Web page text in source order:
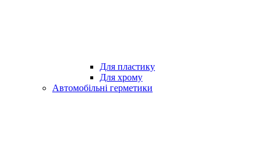
Для пластику
Для хрому
Автомобільні герметики